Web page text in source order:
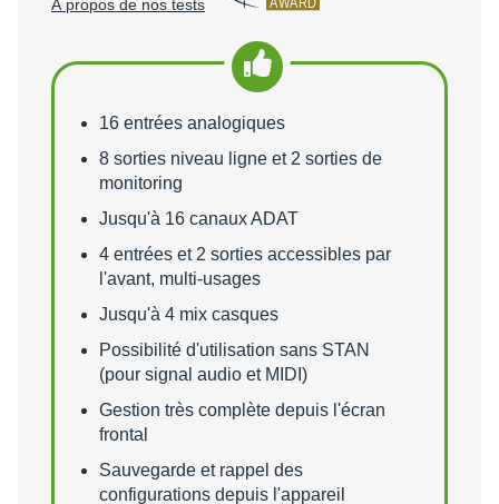
À propos de nos tests
Points forts
16 entrées analogiques
8 sorties niveau ligne et 2 sorties de
monitoring
Jusqu'à 16 canaux ADAT
4 entrées et 2 sorties accessibles par
l'avant, multi-usages
Jusqu'à 4 mix casques
Possibilité d'utilisation sans STAN
(pour signal audio et MIDI)
Gestion très complète depuis l'écran
frontal
Sauvegarde et rappel des
configurations depuis l'appareil